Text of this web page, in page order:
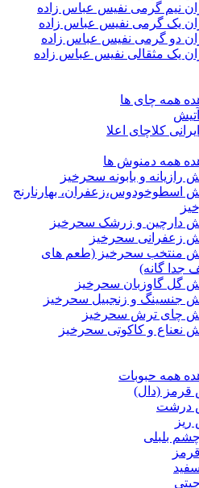
نیم گرمی نفیس عباس زاده
یک گرمی نفیس عباس زاده
دو گرمی نفیس عباس زاده
یک مثقالی نفیس عباس زاده
همه چای ها
کلاچای اعلا
همه دمنوش ها
رازیانه و بابونه سحرخیز
اسطوخودوس،زعفران، بهارنارنج
دارچین و زرشک سحرخیز
زعفرانی سحرخیز
منتخب سحرخیز (طعم های
جدا گانه)
گل گاوزبان سحرخیز
جنسینگ و زنجبیل سحرخیز
چای ترش سحرخیز
نعناع و کاکوتی سحرخیز
همه حبوبات
(دال)
درشت
چشم بلبلی
قرمز
سفید
چیتی